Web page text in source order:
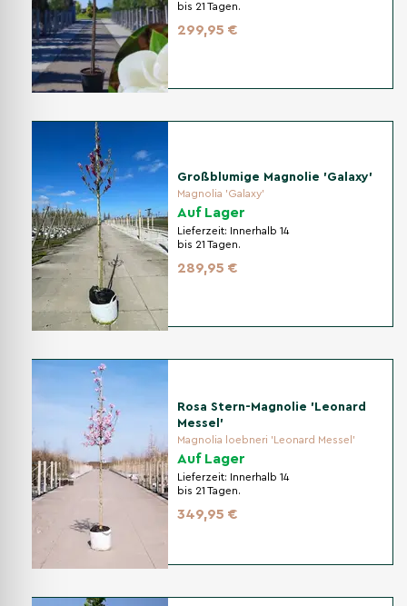
bis 21 Tagen.
299,95 €
Großblumige Magnolie 'Galaxy'
Magnolia 'Galaxy'
Auf Lager
Lieferzeit:
Innerhalb 14
bis 21 Tagen.
289,95 €
Rosa Stern-Magnolie 'Leonard
Messel'
Magnolia loebneri 'Leonard Messel'
Auf Lager
Lieferzeit:
Innerhalb 14
bis 21 Tagen.
349,95 €